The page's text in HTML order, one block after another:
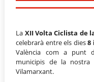
La XII Volta Ciclista de
celebrarà entre els dies8
València com a punt
municipis de la nostra
Vilamarxant.